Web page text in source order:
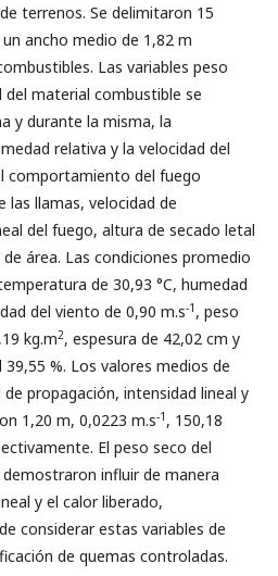
terrenos. Se delimitaron 15
ancho medio de 1,82 m
Las variables peso
del material combustible se
y durante la misma, la
relativa y la velocidad del
comportamiento del fuego
llamas, velocidad de
del fuego, altura de secado letal
área. Las condiciones promedio
de 30,93 °C, humedad
del viento de 0,90 m.s-1 , peso
kg.m2, espesura de 42,02 cm y
%. Los valores medios de
propagación, intensidad lineal y
1,20 m, 0,0223 m.s-1 , 150,18
El peso seco del
influir de manera
y el calor liberado,
considerar estas variables de
de quemas controladas.